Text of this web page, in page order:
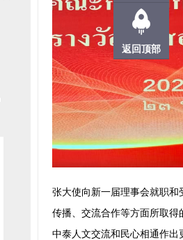
张大使向新一届理事会就职
传播、交流合作等方面所取
中泰人文交流和民心相通作
返回顶部